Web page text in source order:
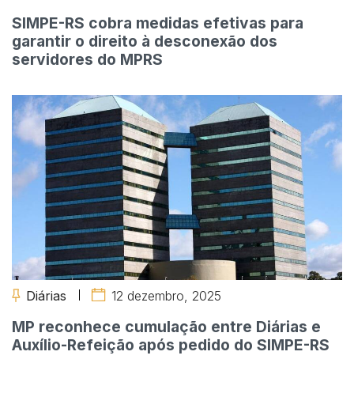
SIMPE-RS cobra medidas efetivas para
garantir o direito à desconexão dos
servidores do MPRS
Diárias 12 dezembro, 2025
MP reconhece cumulação entre Diárias e
Auxílio-Refeição após pedido do SIMPE-RS